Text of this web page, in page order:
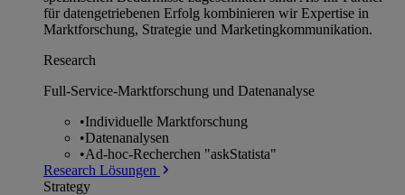
für datengetriebenen Erfolg kombinieren wir Expertise in
Marktforschung, Strategie und Marketingkommunikation.
Research
Full-Service-Marktforschung und Datenanalyse
•Individuelle Marktforschung
•Datenanalysen
•Ad-hoc-Recherchen "askStatista"
Research Lösungen
Strategy